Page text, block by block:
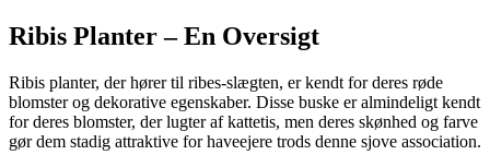
Ribis Planter – En Oversigt
Ribis planter, der hører til ribes-slægten, er kendt for deres røde
blomster og dekorative egenskaber. Disse buske er almindeligt kendt
for deres blomster, der lugter af kattetis, men deres skønhed og farve
gør dem stadig attraktive for haveejere trods denne sjove association.